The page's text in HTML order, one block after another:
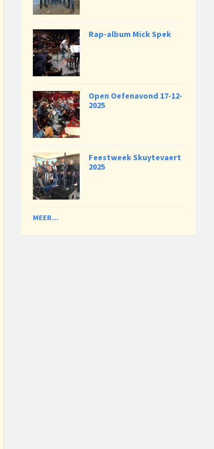
Rap-album Mick Spek
Open Oefenavond 17-12-
2025
Feestweek Skuytevaert
2025
MEER...